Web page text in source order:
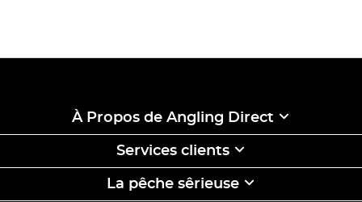
À Propos de Angling Direct
Services clients
La pêche sêrieuse